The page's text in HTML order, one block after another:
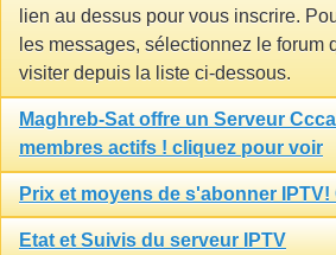
lien au dessus pour vous inscrire.
les messages, sélectionnez le forum
visiter depuis la liste ci-dessous.
Maghreb-Sat offre un Serveur
membres actifs ! cliquez pour voir
Prix et moyens de s'abonner
Etat et Suivis du serveur IPTV